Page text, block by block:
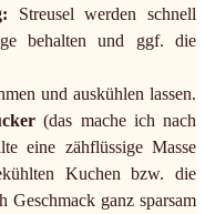
Streusel werden schnell
behalten und ggf. die
und auskühlen lassen.
(das mache ich nach
eine zähflüssige Masse
Kuchen bzw. die
Geschmack ganz sparsam